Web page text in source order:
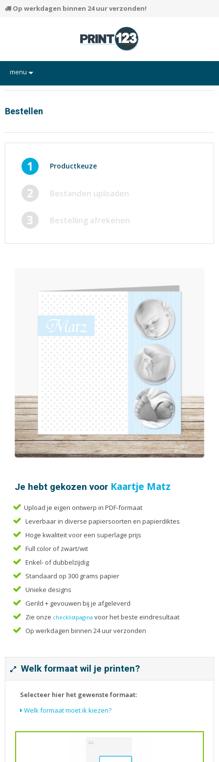
Op werkdagen binnen 24 uur verzonden!
menu
Flyers
Hand-outs/Losbladig
Posters
Rapporten/Verslagen
Certificaten/Diploma's
Visitekaartjes
Alle producten
Cadeaubonnen
Doordruksets
Enveloppen
Foto's
Geboortekaartjes
Hand-outs/Losbladig
Handleidingen
Kaarten
Kerstkaarten
Menukaarten
Mondkapjes
Notitieblokken
Rapporten/Verslagen
Rouwkaarten
Scripties
Tijdschriften
Verhuiskaarten
Bestellen
1 Productkeuze
2 Bestanden uploaden
3 Bestelling afrekenen
Je hebt gekozen voor Kaartje Matz
Upload je eigen ontwerp in PDF-formaat
Leverbaar in diverse papiersoorten en papierdiktes
Hoge kwaliteit voor een superlage prijs
Full color of zwart/wit
Enkel- of dubbelzijdig
Standaard op 300 grams papier
Unieke designs
Gerild + gevouwen bij je afgeleverd
Zie onze checklistpagina voor het beste eindresultaat
Op werkdagen binnen 24 uur verzonden
Welk formaat wil je printen?
Selecteer hier het gewenste formaat:
Welk formaat moet ik kiezen?